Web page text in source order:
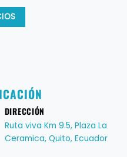
DIRECCIÓN
Ruta viva Km 9.5, Plaza La
Ceramica, Quito, Ecuador